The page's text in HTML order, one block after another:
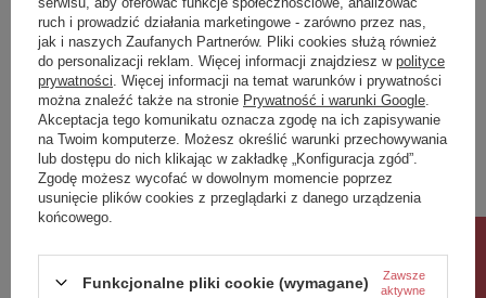
Napisz swoją opinię
Twoja ocena:
5/5
Treść twojej opinii
ruch i prowadzić działania marketingowe - zarówno przez nas,
jak i naszych Zaufanych Partnerów. Pliki cookies służą również
do personalizacji reklam. Więcej informacji znajdziesz w polityce
prywatności . Więcej informacji na temat warunków i prywatności
można znaleźć także na stronie Prywatność i warunki Google
Akceptacja tego komunikatu oznacza zgodę na ich zapisywanie
na Twoim komputerze. Możesz określić warunki przechowywania
lub dostępu do nich klikając w zakładkę „Konfiguracja zgód”.
Zgodę możesz wycofać w dowolnym momencie poprzez
usunięcie plików cookies z przeglądarki z danego urządzenia
końcowego.
Funkcjonalne pliki cookie (wymagane) Zawsze
aktywne